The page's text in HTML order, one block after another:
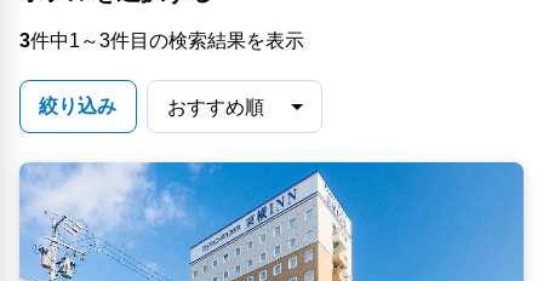
3件中1～3件目の検索結果を表示
絞り込み